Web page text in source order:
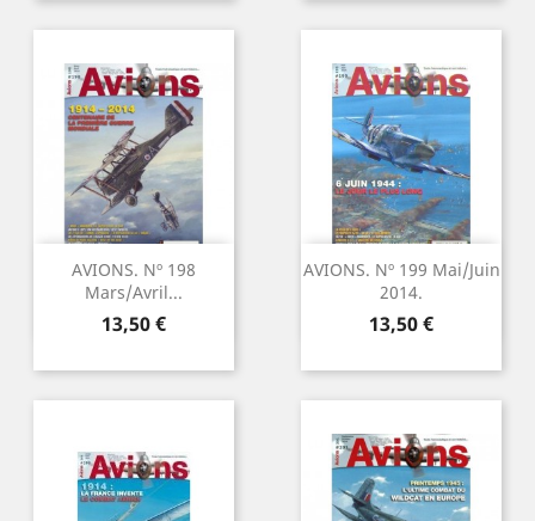
AVIONS. Nº 198
Mars/Avril...
Precio
13,50 €
AVIONS. Nº 199 Mai/Juin
2014.
Precio
13,50 €